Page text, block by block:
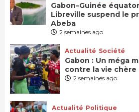
Gabon–Guinée
Libreville suspend le
Abeba
2 semaines ago
Actualité Société
Gabon : Un méga
contre la vie chère
2 semaines ago
Actualité Politique